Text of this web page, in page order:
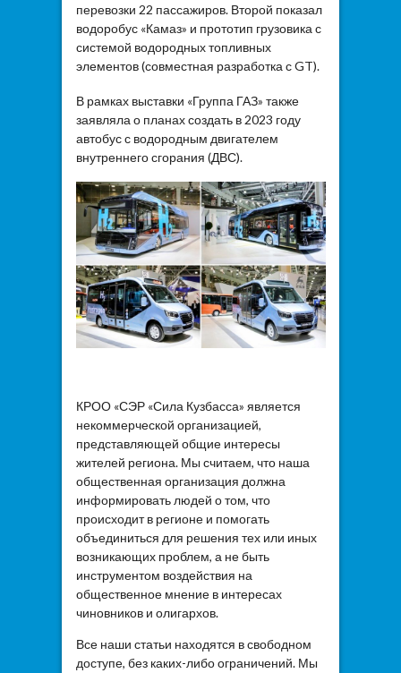
перевозки 22 пассажиров. Второй показал
водоробус «Камаз» и прототип грузовика с
системой водородных топливных
элементов (совместная разработка с GT).
В рамках выставки «Группа ГАЗ» также
заявляла о планах создать в 2023 году
автобус с водородным двигателем
внутреннего сгорания (ДВС).
КРОО «СЭР «Сила Кузбасса» является
некоммерческой организацией,
представляющей общие интересы
жителей региона. Мы считаем, что наша
общественная организация должна
информировать людей о том, что
происходит в регионе и помогать
объединиться для решения тех или иных
возникающих проблем, а не быть
инструментом воздействия на
общественное мнение в интересах
чиновников и олигархов.
Все наши статьи находятся в свободном
доступе, без каких-либо ограничений. Мы